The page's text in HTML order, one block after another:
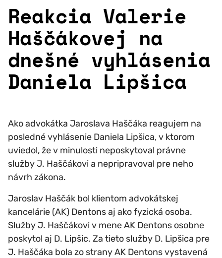
Reakcia Valerie
Haščákovej na
dnešné vyhlásenia
Daniela Lipšica
Ako advokátka Jaroslava Haščáka reagujem na
posledné vyhlásenie Daniela Lipšica, v ktorom
uviedol, že v minulosti neposkytoval právne
služby J. Haščákovi a nepripravoval pre neho
návrh zákona.
Jaroslav Haščák bol klientom advokátskej
kancelárie (AK) Dentons aj ako fyzická osoba.
Služby J. Haščákovi v mene AK Dentons osobne
poskytol aj D. Lipšic. Za tieto služby D. Lipšica pre
J. Haščáka bola zo strany AK Dentons vystavená